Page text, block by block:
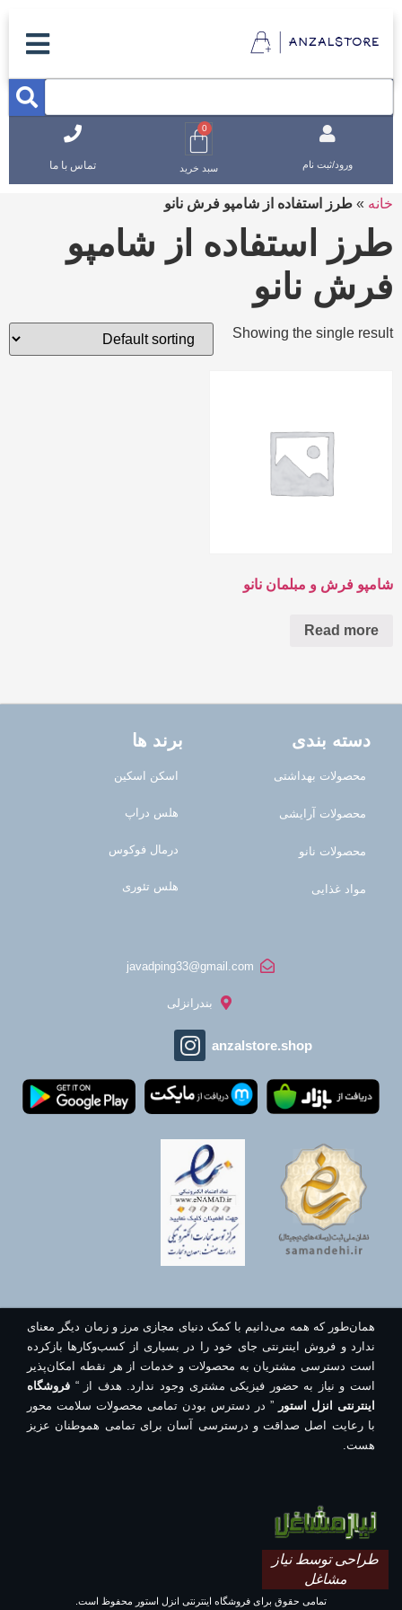
ورود/ثبت نام
0
سبد خرید تماس با ما
خانه » طرز استفاده از شامپو فرش نانو
طرز استفاده از شامپو
فرش نانو
Showing the single result
شامپو فرش و مبلمان نانو
Read more
دسته بندی
محصولات بهداشتی
محصولات آرایشی
محصولات نانو
مواد غذایی
برند ها
اسکن اسکین
هلس دراپ
درمال فوکوس
هلس تئوری
javadping33@gmail.com
بندرانزلی
anzalstore.shop
همان‌طور که همه می‌دانیم با کمک دنیای مجازی مرز و زمان دیگر معنای
ندارد و فروش اینترنتی جای خود را در بسیاری از کسب‌وکارها بازکرده
است دسترسی مشتریان به محصولات و خدمات از هر نقطه امکان‌پذیر
است و نیاز به حضور فیزیکی مشتری وجود ندارد. هدف از “ فروشگاه
اینترنتی انزل استور ” در دسترس بودن تمامی محصولات سلامت محور
با رعایت اصل صداقت و درسترسی آسان برای تمامی هموطنان عزیز
هست.
طراحی توسط نیاز
مشاغل
تمامی حقوق برای فروشگاه اینترنتی انزل استور محفوظ است.